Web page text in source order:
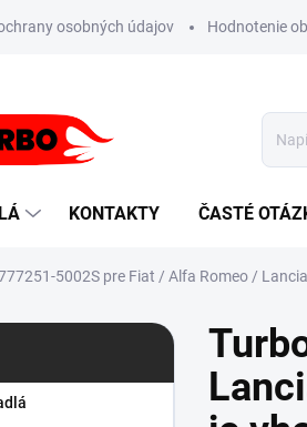
osobných údajov Hodnotenie
KONTAKTY ČASTÉ
5002S pre Fiat / Alfa Romeo /